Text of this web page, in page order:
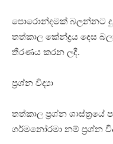
පොරොන්දමක්‌ බලන්නට
තත්කාල කේන්ද්‍රය දෙස
තීරණය කරන ලදී.
ප්‍රශ්න විද්‍යා
තත්කාල ප්‍රශ්න
ගර්මනෝරමා නම් ප්‍රශ්න